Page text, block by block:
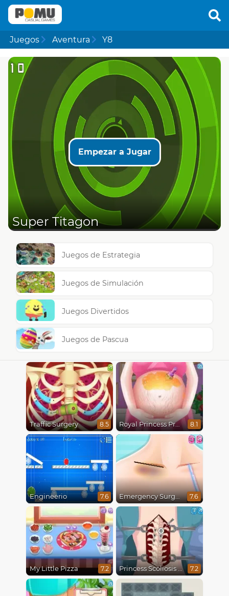
Juegos Aventura Y8
Empezar a Jugar
Super Titagon
Juegos de Estrategia
Juegos de Simulación
Juegos Divertidos
Juegos de Pascua
Traffic Surgery 8.5 Royal Princess Pregnant 8.1
Engineerio 7.6 Emergency Surgery 7.6
My Little Pizza 7.2 Princess Scoliosis Surgery 7.2